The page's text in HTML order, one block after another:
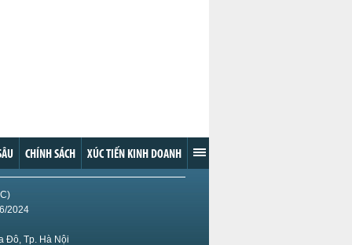
CHÍNH SÁCH XÚC TIẾN KINH DOANH
2024
Đô, Tp. Hà Nội